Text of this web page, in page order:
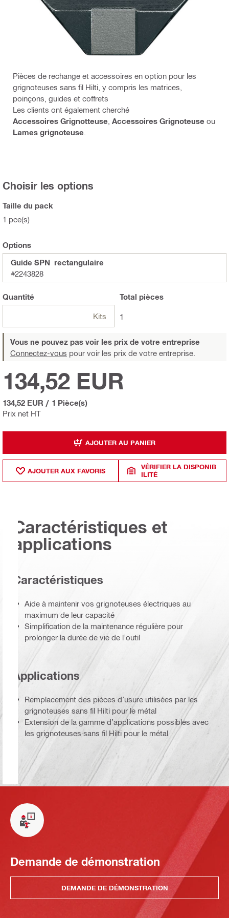
Pièces de rechange et accessoires en option pour les
grignoteuses sans fil Hilti, y compris les matrices,
poinçons, guides et coffrets
Les clients ont également cherché
Accessoires Grignotteuse Accessoires Grignoteuse ou
Lames grignoteuse
Choisir les options
Taille du pack
1 pce(s)
Options
Guide SPN rectangulaire
#2243828
Quantité
Kits
Total pièces
1
Vous ne pouvez pas voir les prix de votre entreprise
Connectez-vous pour voir les prix de votre entreprise.
Prix net HT
134,52 EUR
134,52 EUR / 1 Pièce(s)
AJOUTER AU PANIER
AJOUTER AUX FAVORIS
VÉRIFIER LA DISPONIB
ILITÉ
Caractéristiques et
applications
Caractéristiques
Aide à maintenir vos grignoteuses électriques au
maximum de leur capacité
Simplification de la maintenance régulière pour
prolonger la durée de vie de l’outil
Applications
Remplacement des pièces d’usure utilisées par les
grignoteuses sans fil Hilti pour le métal
Extension de la gamme d’applications possibles avec
les grignoteuses sans fil Hilti pour le métal
Demande de démonstration
DEMANDE DE DÉMONSTRATION